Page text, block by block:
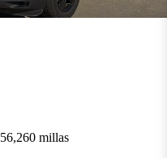
56,260 millas